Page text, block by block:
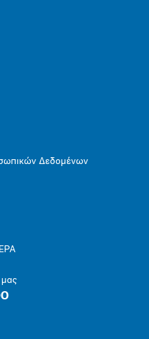
Δεδομένων
μας